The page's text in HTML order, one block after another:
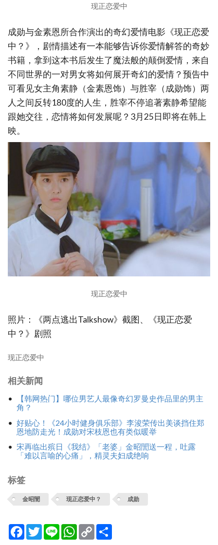
现正恋爱中
成勋与金素恩所合作演出的奇幻爱情电影《现正恋爱
中？》，剧情描述有一本能够告诉你爱情解答的奇妙
书籍，拿到这本书后发生了魔法般的颠倒爱情，来自
不同世界的一对男女将如何展开奇幻的爱情？预告中
可看见女主角素静（金素恩饰）与胜宰（成勋饰）两
人之间反转180度的人生，胜宰不停追著素静希望能
跟她交往，恋情将如何发展呢？3月25日即将在韩上
映。
现正恋爱中
照片：《两点逃出Talkshow》截图、《现正恋爱
中？》剧照
现正恋爱中
相关新闻
【韩网热门】哪位男艺人最像奇幻罗曼史作品里的男主
角？
好贴心！《24小时健身俱乐部》李浚荣传出美谈挡住郑
恩地防走光！成勋对宋枝恩也有类似暖举
宋再临出殡日《我结》「老婆」金昭誾送一程，吐露
「难以言喻的心痛」，精灵夫妇成绝响
标签
金昭誾 现正恋爱中？ 成勋
Facebook
TwitterLine WhatsApp
Copy
Link